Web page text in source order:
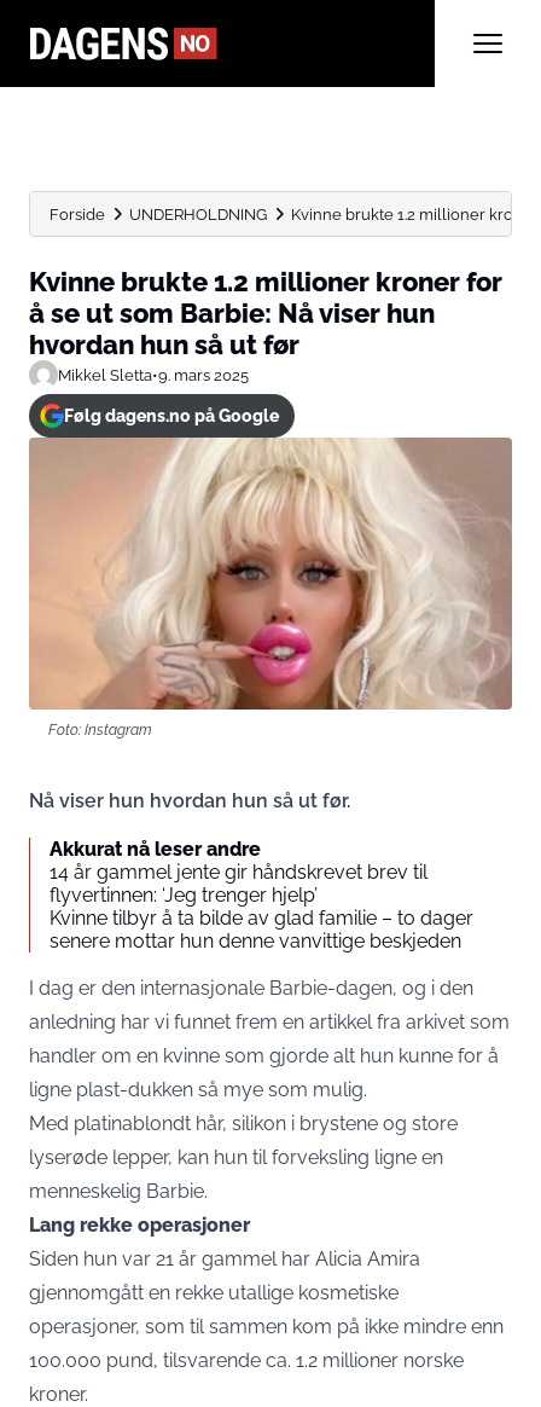
Forside UNDERHOLDNING Kvinne brukte 1.2 millioner kroner
Kvinne brukte 1.2 millioner kroner for
å se ut som Barbie: Nå viser hun
hvordan hun så ut før
Mikkel Sletta•9. mars 2025
Følg dagens.no på Google
Foto: Instagram
Nå viser hun hvordan hun så ut før.
Akkurat nå leser andre
14 år gammel jente gir håndskrevet brev til
flyvertinnen: ‘Jeg trenger hjelp’
Kvinne tilbyr å ta bilde av glad familie – to dager
senere mottar hun denne vanvittige beskjeden
I dag er den internasjonale Barbie-dagen, og i den
anledning har vi funnet frem en artikkel fra arkivet som
handler om en kvinne som gjorde alt hun kunne for å
ligne plast-dukken så mye som mulig.
Med platinablondt hår, silikon i brystene og store
lyserøde lepper, kan hun til forveksling ligne en
menneskelig Barbie.
Lang rekke operasjoner
Siden hun var 21 år gammel har Alicia Amira
gjennomgått en rekke utallige kosmetiske
operasjoner, som til sammen kom på ikke mindre enn
100.000 pund, tilsvarende ca. 1.2 millioner norske
kroner.